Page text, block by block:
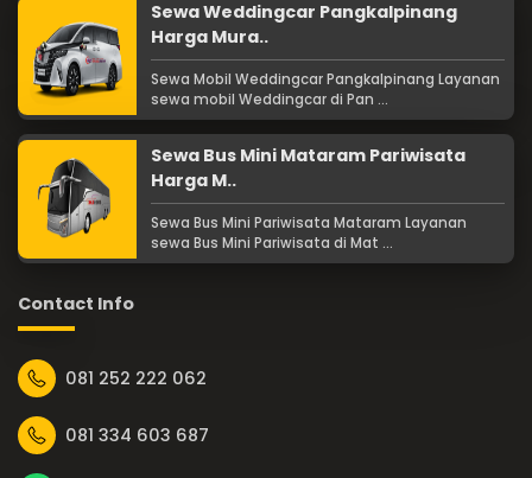
Sewa Weddingcar Pangkalpinang
Harga Mura..
Sewa Mobil Weddingcar Pangkalpinang Layanan
sewa mobil Weddingcar di Pan ...
Sewa Bus Mini Mataram Pariwisata
Harga M..
Sewa Bus Mini Pariwisata Mataram Layanan
sewa Bus Mini Pariwisata di Mat ...
Contact Info
081 252 222 062
081 334 603 687